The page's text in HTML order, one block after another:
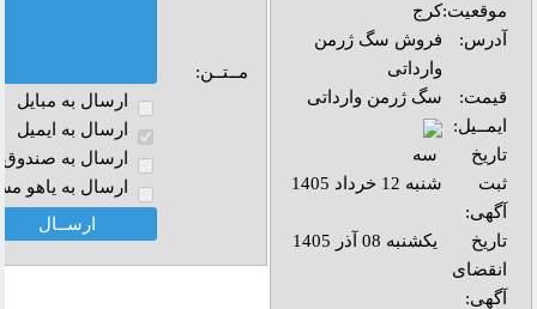
موقعیت:کرج
آدرس:
فروش سگ ژرمن
وارداتی
قیمت:
سگ ژرمن وارداتی
ایمــیل:
تاریخ
ثبت
آگهی:
سه
شنبه 12 خرداد 1405
تاریخ
انقضای
آگهی:
یکشنبه 08 آذر 1405
مــتــن:
ارسال به مبايل
ارسال به ايميل
ارسال به صندوق
ارسال به ياهو